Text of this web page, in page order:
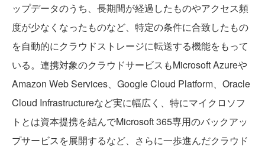
ップデータのうち、長期間が経過したものやアクセス頻
度が少なくなったものなど、特定の条件に合致したもの
を自動的にクラウドストレージに転送する機能をもって
いる。連携対象のクラウドサービスもMicrosoft Azureや
Amazon Web Services、Google Cloud Platform、Oracle
Cloud Infrastructureなど実に幅広く、特にマイクロソフ
トとは資本提携を結んでMicrosoft 365専用のバックアッ
プサービスを展開するなど、さらに一歩進んだクラウド